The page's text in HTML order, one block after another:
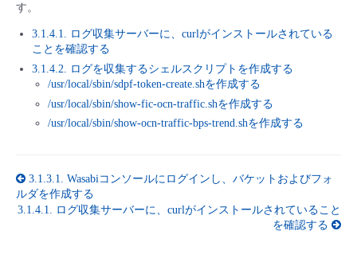
モニタリング/監査
サポート
管理機能
IoT
モニタリング/監査
サポート
すべてのメニューを見る
クラウド/サーバー
ネットワーク
IoT
サポート
- 管理機能
■ セットアップガイド
- 初期設定・確認
- バックアップ
- セキュリティ・監査
- データと分析
- マルチクラウド利用
故障/メンテナンス情報
サービス稼働状況
故障/メンテナンス履歴
定期メンテナンス
協業パートナー
脱炭素化
す。
3.1.4.1. ログ収集サーバーに、curlがインストールされている
ことを確認する
3.1.4.2. ログを収集するシェルスクリプトを作成する
/usr/local/sbin/sdpf-token-create.shを作成する
/usr/local/sbin/show-fic-ocn-traffic.shを作成する
/usr/local/sbin/show-ocn-traffic-bps-trend.shを作成する
3.1.3.1. Wasabiコンソールにログインし、バケットおよびフォ
ルダを作成する
3.1.4.1. ログ収集サーバーに、curlがインストールされていること
を確認する